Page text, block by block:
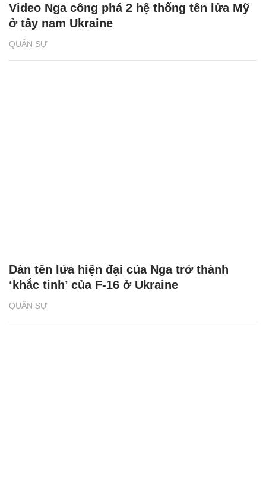
QUÂN SỰ
Video Nga công phá 2 hệ thống tên lửa Mỹ
ở tây nam Ukraine
QUÂN SỰ
Dàn tên lửa hiện đại của Nga trở thành
‘khắc tinh’ của F-16 ở Ukraine